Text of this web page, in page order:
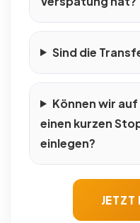
Sind die
Können wir auf
einen kurzen
einlegen?
JETZT